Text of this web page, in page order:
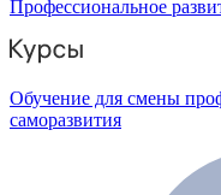
Профессиональное
Обучение для смены
саморазвития